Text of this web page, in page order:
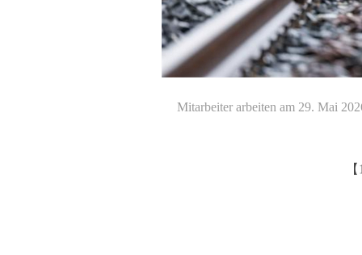
Mitarbeiter arbeiten am 29. Mai